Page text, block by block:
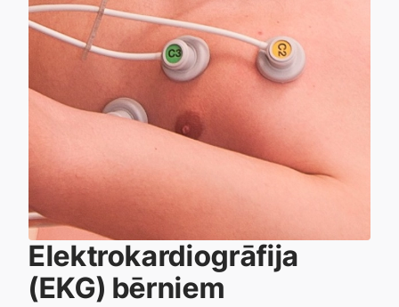
Elektrokardiogrāfija
(EKG) bērniem